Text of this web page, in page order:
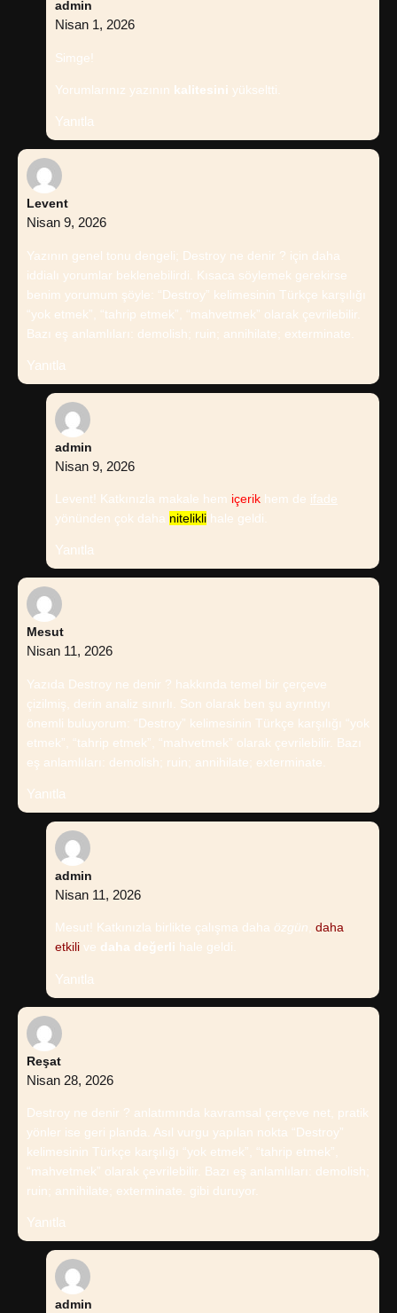
admin
Nisan 1, 2026
Simge!
Yorumlarınız yazının kalitesini yükseltti.
Yanıtla
Levent
Nisan 9, 2026
Yazının genel tonu dengeli; Destroy ne denir ? için daha
iddialı yorumlar beklenebilirdi. Kısaca söylemek gerekirse
benim yorumum şöyle: “Destroy” kelimesinin Türkçe karşılığı
“yok etmek”, “tahrip etmek”, “mahvetmek” olarak çevrilebilir.
Bazı eş anlamlıları: demolish; ruin; annihilate; exterminate.
Yanıtla
admin
Nisan 9, 2026
Levent! Katkınızla makale hem içerik hem de ifade
yönünden çok daha nitelikli hale geldi.
Yanıtla
Mesut
Nisan 11, 2026
Yazıda Destroy ne denir ? hakkında temel bir çerçeve
çizilmiş, derin analiz sınırlı. Son olarak ben şu ayrıntıyı
önemli buluyorum: “Destroy” kelimesinin Türkçe karşılığı “yok
etmek”, “tahrip etmek”, “mahvetmek” olarak çevrilebilir. Bazı
eş anlamlıları: demolish; ruin; annihilate; exterminate.
Yanıtla
admin
Nisan 11, 2026
Mesut! Katkınızla birlikte çalışma daha özgün daha
etkili ve daha değerli hale geldi.
Yanıtla
Reşat
Nisan 28, 2026
Destroy ne denir ? anlatımında kavramsal çerçeve net, pratik
yönler ise geri planda. Asıl vurgu yapılan nokta “Destroy”
kelimesinin Türkçe karşılığı “yok etmek”, “tahrip etmek”,
“mahvetmek” olarak çevrilebilir. Bazı eş anlamlıları: demolish;
ruin; annihilate; exterminate. gibi duruyor.
Yanıtla
admin